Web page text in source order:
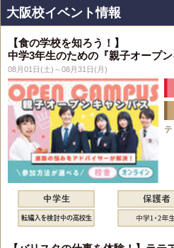
大阪校イベント情報
【食の学校を知ろう！】
中学3年生のための『親子オープン
08月01日(土)～08月31日(月)